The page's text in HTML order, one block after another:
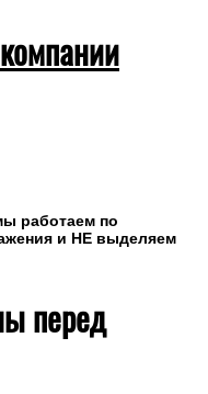
работаем по
и НЕ выделяем
перед